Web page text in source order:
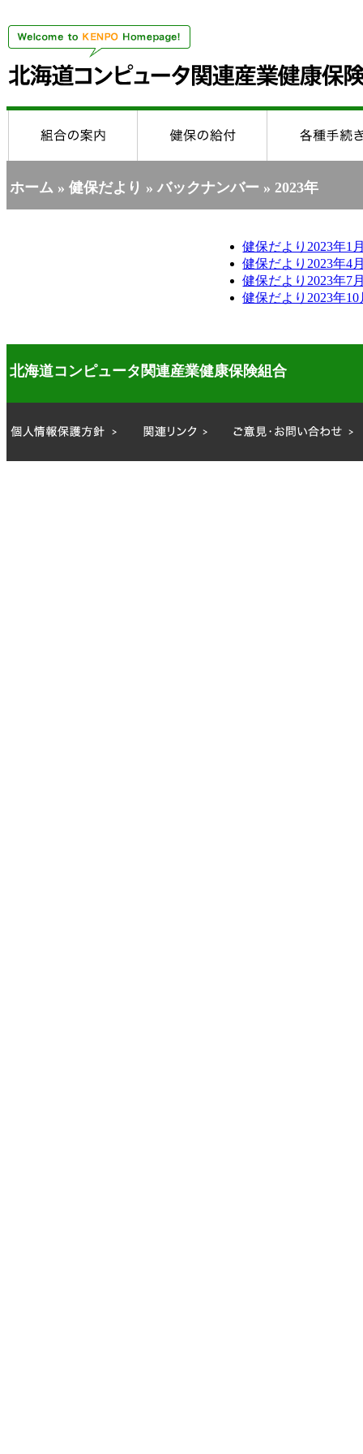
ホーム »健保だより »バックナンバー » 2023年
健保だより2023年1
健保だより2023年4
健保だより2023年7
健保だより2023年
北海道コンピュータ関連産業健康保険組合